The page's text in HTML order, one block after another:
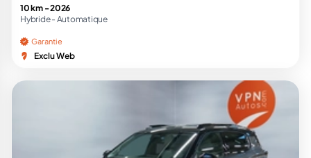
10 km -2026
Hybride - Automatique
Garantie
Exclu Web